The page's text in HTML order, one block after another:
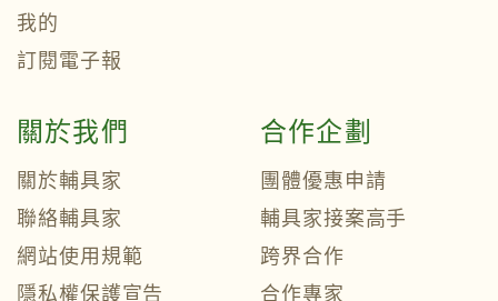
我的
訂閱電子報
關於我們
關於輔具家
聯絡輔具家
網站使用規範
隱私權保護宣告
合作企劃
團體優惠申請
輔具家接案高手
跨界合作
合作專家